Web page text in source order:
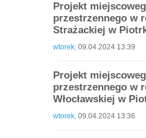
Projekt
przestrzennego w
Strażackiej w
wtorek, 09.04.2024 13:39
Projekt
przestrzennego w
Włocławskiej w
wtorek, 09.04.2024 13:36